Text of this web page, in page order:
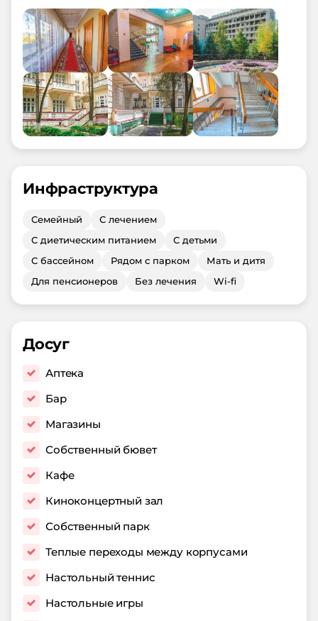
Инфраструктура
Семейный
С лечением
С диетическим питанием
С детьми
С бассейном
Рядом с парком
Мать и дитя
Для пенсионеров
Без лечения Wi-fi
Досуг
Аптека
Бар
Магазины
Собственный бювет
Кафе
Киноконцертный зал
Собственный парк
Теплые переходы между корпусами
Настольный теннис
Настольные игры